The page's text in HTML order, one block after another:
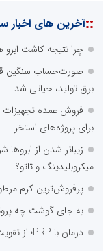
::آخرین های اخبار
چرا نتیجه کاشت
صورت‌حساب سنگین
برق تولید، حیاتی شد
فروش عمده تجهیزات
برای پروژه‌های استخر
زیباتر شدن از
میکروبلیدینگ و تاتو؟
پرفروش‌ترین کرم مرطوب کننده
به جای گوشت چه
درمان با PRP؛ از تقویت فولیکول ابروها تا بهبود لک و جای جوش